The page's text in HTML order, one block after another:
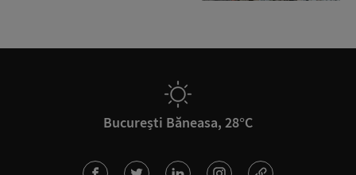
București Băneasa, 28°C